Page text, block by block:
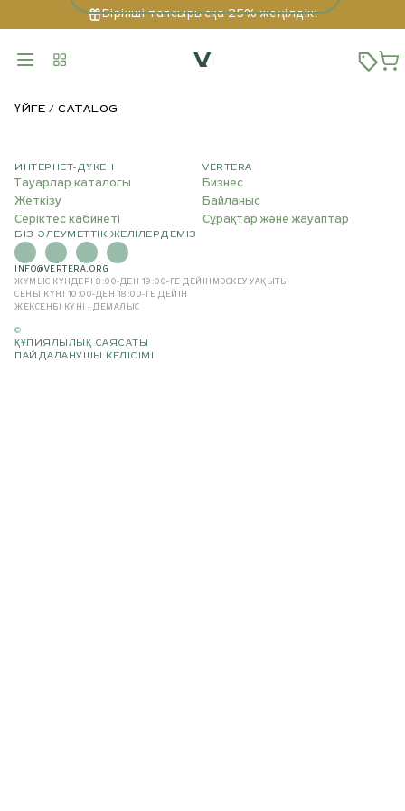
Бірінші тапсырысқа 25% жеңілдік!
ҮЙГЕ CATALOG
ИНТЕРНЕТ-ДҮКЕН
Тауарлар каталогы
Жеткізу
Серіктес кабинеті
VERTERA
Бизнес
Байланыс
Сұрақтар және жауаптар
БІЗ ӘЛЕУМЕТТІК ЖЕЛІЛЕРДЕМІЗ
INFO@VERTERA.ORG
ЖҰМЫС КҮНДЕРІ 8:00-ДЕН 19:00-ГЕ ДЕЙІН МӘСКЕУ УАҚЫТЫ
СЕНБІ КҮНІ 10:00-ДЕН 18:00-ГЕ ДЕЙІН
ЖЕКСЕНБІ КҮНІ - ДЕМАЛЫС
©
ҚҰПИЯЛЫЛЫҚ САЯСАТЫ
ПАЙДАЛАНУШЫ КЕЛІСІМІ